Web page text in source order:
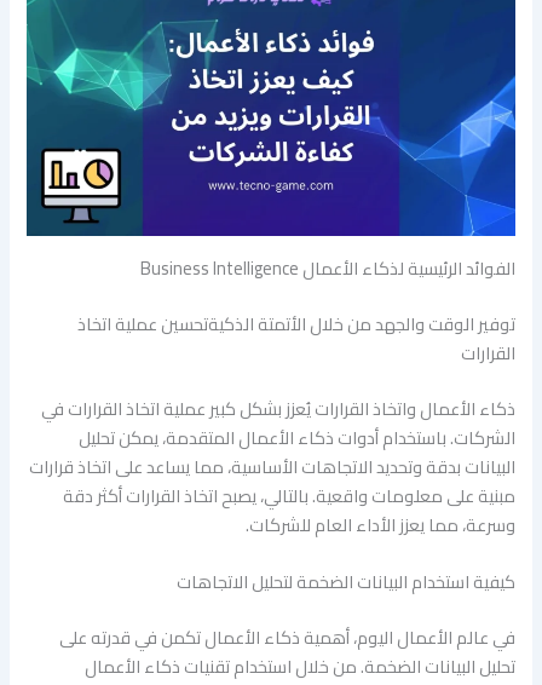
الفوائد الرئيسية لذكاء الأعمال Business Intelligence
توفير الوقت والجهد من خلال الأتمتة الذكيةتحسين عملية اتخاذ
القرارات
ذكاء الأعمال واتخاذ القرارات يُعزز بشكل كبير عملية اتخاذ القرارات في
الشركات. باستخدام أدوات ذكاء الأعمال المتقدمة، يمكن تحليل
البيانات بدقة وتحديد الاتجاهات الأساسية، مما يساعد على اتخاذ قرارات
مبنية على معلومات واقعية. بالتالي، يصبح اتخاذ القرارات أكثر دقة
وسرعة، مما يعزز الأداء العام للشركات.
كيفية استخدام البيانات الضخمة لتحليل الاتجاهات
في عالم الأعمال اليوم، أهمية ذكاء الأعمال تكمن في قدرته على
تحليل البيانات الضخمة. من خلال استخدام تقنيات ذكاء الأعمال